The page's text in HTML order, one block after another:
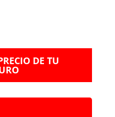
DE TU